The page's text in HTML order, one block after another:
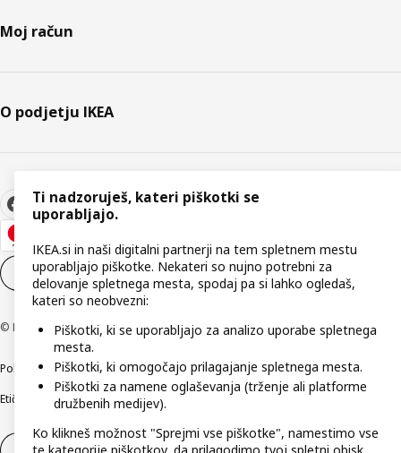
Moj račun
O podjetju IKEA
Nastavitve piškotkov SL
© Inter IKEA Systems B.V. 1999–2026
Politika zasebnostiPravilnik o piškotkihPogoji poslovanjaPodatki o podjetju
Etično odkrivanje varnostnih pomanjkljivosti
Digitalna dostopnost
Ti nadzoruješ, kateri piškotki se
uporabljajo.
IKEA.si in naši digitalni partnerji na tem spletnem mestu
uporabljajo piškotke. Nekateri so nujno potrebni za
delovanje spletnega mesta, spodaj pa si lahko ogledaš,
kateri so neobvezni:
Piškotki, ki se uporabljajo za analizo uporabe spletnega
mesta.
Piškotki, ki omogočajo prilagajanje spletnega mesta.
Piškotki za namene oglaševanja (trženje ali platforme
družbenih medijev).
Ko klikneš možnost "Sprejmi vse piškotke", namestimo vse